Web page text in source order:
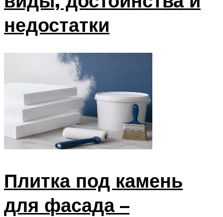
недостатки
Плитка под камень
для фасада –